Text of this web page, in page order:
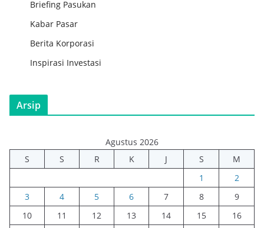
Briefing Pasukan
Kabar Pasar
Berita Korporasi
Inspirasi Investasi
Arsip
Agustus 2026
S
S R K J S
M
1
2
3
4 5 6 7 8
9
10
11 12 13 14 15
16